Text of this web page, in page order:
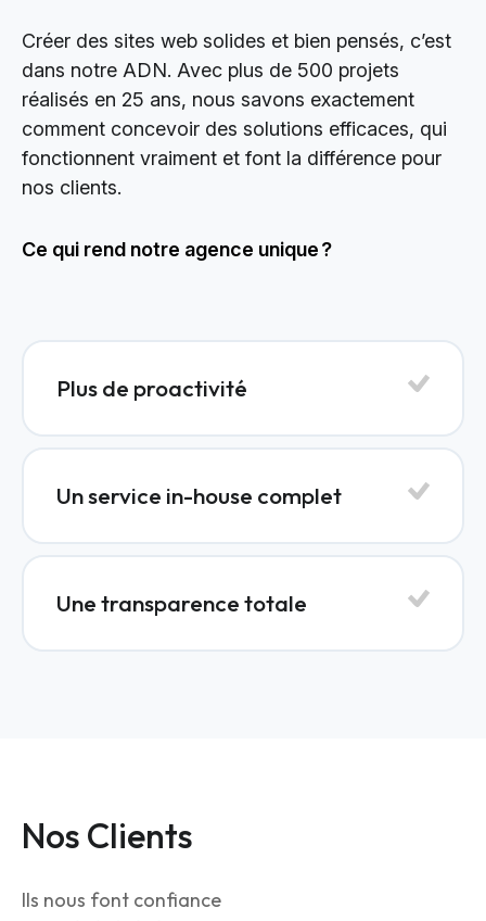
Créer des sites web solides et bien pensés, c’est
dans notre ADN. Avec plus de 500 projets
réalisés en 25 ans, nous savons exactement
comment concevoir des solutions efficaces, qui
fonctionnent vraiment et font la différence pour
nos clients.
Ce qui rend notre agence unique ?
Plus de proactivité
Un service in-house complet
Une transparence totale
Nos Clients
Ils nous font confiance